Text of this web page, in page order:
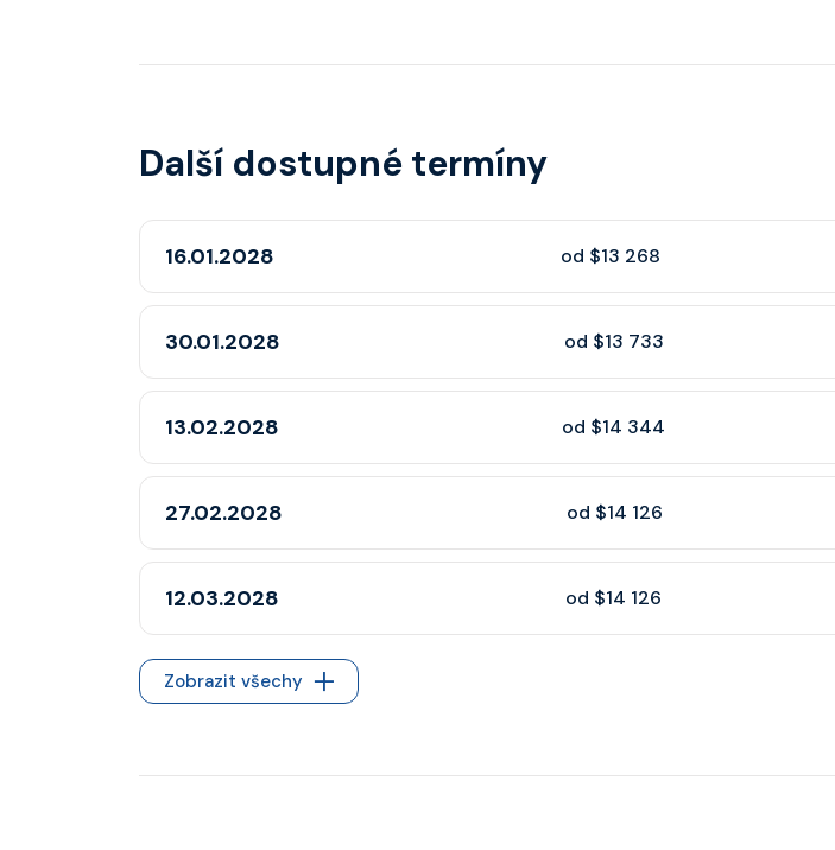
Další dostupné termíny
16.01.2028 od $13 268
30.01.2028 od $13 733
13.02.2028 od $14 344
27.02.2028 od $14 126
12.03.2028 od $14 126
Zobrazit všechy